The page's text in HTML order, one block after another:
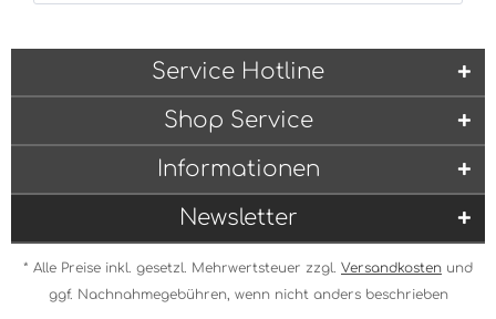
Service Hotline
Shop Service
Informationen
Newsletter
* Alle Preise inkl. gesetzl. Mehrwertsteuer zzgl. Versandkosten und
ggf. Nachnahmegebühren, wenn nicht anders beschrieben